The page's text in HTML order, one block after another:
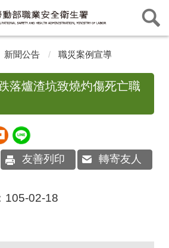
新聞公告 職災案例宣導
落爐渣坑致燒灼傷死亡職
友善列印 轉寄友人
105-02-18